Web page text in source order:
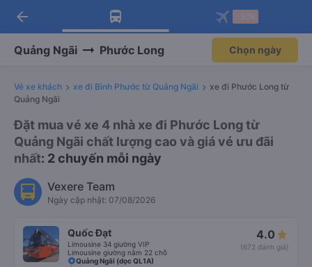
Tải app Vexere ngay!
Nhận ưu đãi thành viên độc
Mở app
Tải app Vexere
-30k/ghế khi đặt vé máy bay qua
Mở app
arrow_back
Quảng Ngãi Phước Long Chọn ngày
Vé xe khách xe đi Bình Phước từ Quảng Ngãi
xe đi Phước Long từ
Quảng Ngãi
Đặt mua vé xe 4 nhà xe đi Phước Long từ
Quảng Ngãi chất lượng cao và giá vé ưu đãi
nhất: 2 chuyến mỗi ngày
Vexere Team
Ngày cập nhật: 07/08/2026
Quốc Đạt
Limousine 34 giường VIP
Limousine giường nằm 22 chỗ
4.0
(672 đánh giá)
Quảng Ngãi (dọc QL1A)